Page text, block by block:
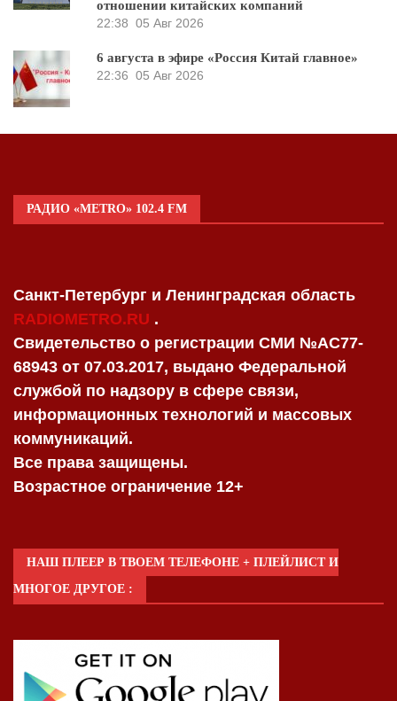
отношении китайских компаний
22:38 05 Авг 2026
6 августа в эфире «Россия Китай главное»
22:36 05 Авг 2026
РАДИО «METRO» 102.4 FM
Санкт-Петербург и Ленинградская область
RADIOMETRO.RU .
Свидетельство о регистрации СМИ №AC77-
68943 от 07.03.2017, выдано Федеральной
службой по надзору в сфере связи,
информационных технологий и массовых
коммуникаций.
Все права защищены.
Возрастное ограничение 12+
НАШ ПЛЕЕР В ТВОЕМ ТЕЛЕФОНЕ + ПЛЕЙЛИСТ И
МНОГОЕ ДРУГОЕ :